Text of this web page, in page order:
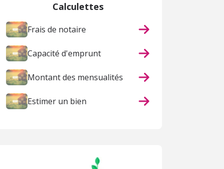
Calculettes
Frais de notaire
Capacité d'emprunt
Montant des mensualités
Estimer un bien